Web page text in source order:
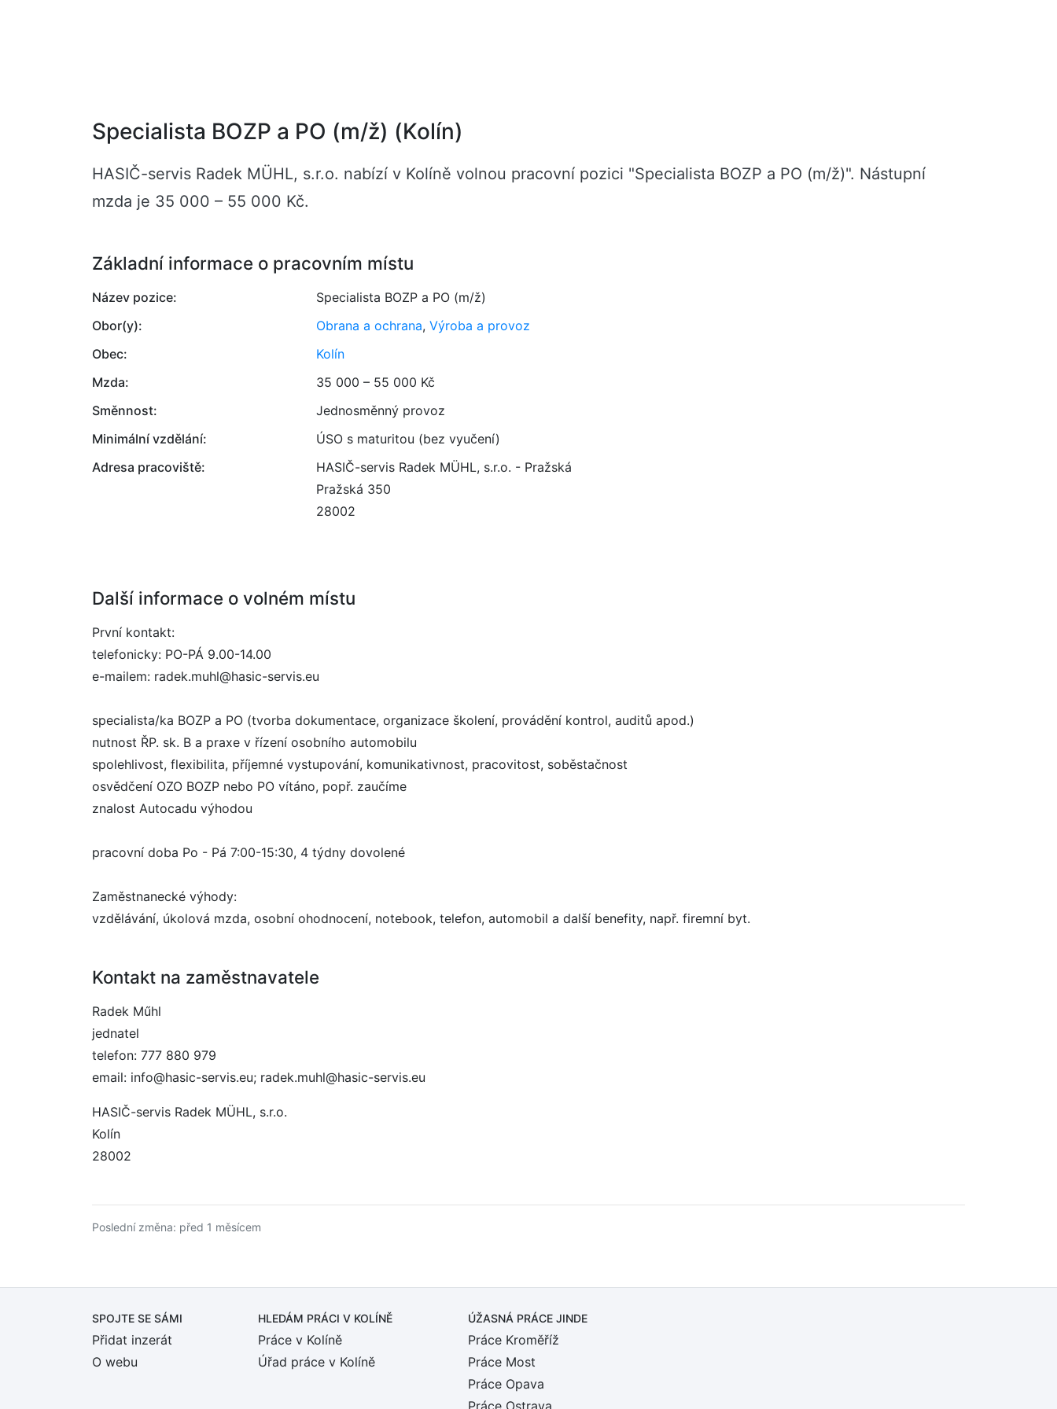
Specialista BOZP a PO (m/ž) (Kolín)
HASIČ-servis Radek MÜHL, s.r.o. nabízí v Kolíně volnou pracovní pozici "Specialista BOZP a PO (m/ž)". Nástupní
mzda je 35 000 – 55 000 Kč.
Základní informace o pracovním místu
Název pozice:
Specialista BOZP a PO (m/ž)
Obor(y):
Obrana a ochrana, Výroba a provoz
Obec:
Kolín
Mzda:
35 000 – 55 000 Kč
Směnnost:
Jednosměnný provoz
Minimální vzdělání:
ÚSO s maturitou (bez vyučení)
Adresa pracoviště:
HASIČ-servis Radek MÜHL, s.r.o. - Pražská
Pražská 350
28002
Další informace o volném místu
První kontakt:
telefonicky: PO-PÁ 9.00-14.00
e-mailem: radek.muhl@hasic-servis.eu
specialista/ka BOZP a PO (tvorba dokumentace, organizace školení, provádění kontrol, auditů apod.)
nutnost ŘP. sk. B a praxe v řízení osobního automobilu
spolehlivost, flexibilita, příjemné vystupování, komunikativnost, pracovitost, soběstačnost
osvědčení OZO BOZP nebo PO vítáno, popř. zaučíme
znalost Autocadu výhodou
pracovní doba Po - Pá 7:00-15:30, 4 týdny dovolené
Zaměstnanecké výhody:
vzdělávání, úkolová mzda, osobní ohodnocení, notebook, telefon, automobil a další benefity, např. firemní byt.
Kontakt na zaměstnavatele
Radek Műhl
jednatel
telefon: 777 880 979
email: info@hasic-servis.eu; radek.muhl@hasic-servis.eu
HASIČ-servis Radek MÜHL, s.r.o.
Kolín
28002
Poslední změna: před 1 měsícem
SPOJTE SE SÁMI
Přidat inzerát
O webu
HLEDÁM PRÁCI V KOLÍNĚ
Práce v Kolíně
Úřad práce v Kolíně
ÚŽASNÁ PRÁCE JINDE
Práce Kroměříž
Práce Most
Práce Opava
Práce Ostrava